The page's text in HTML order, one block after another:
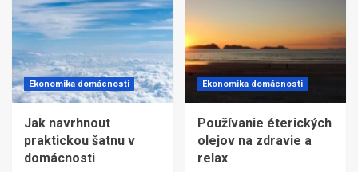
Ekonomika domácnosti
Jak navrhnout
praktickou šatnu v
domácnosti
Ekonomika domácnosti
Používanie éterických
olejov na zdravie a
relax